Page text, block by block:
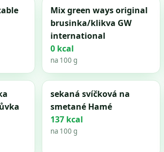
Mix green ways original
brusinka/klikva GW
international
0 kcal
na 100 g
sekaná svíčková na
smetané Hamé
137 kcal
na 100 g